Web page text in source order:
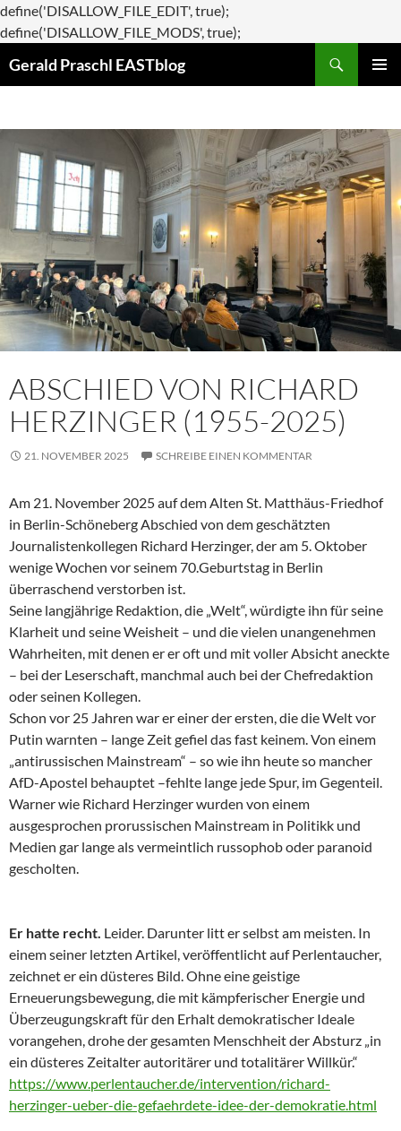
define('DISALLOW_FILE_EDIT', true);
define('DISALLOW_FILE_MODS', true);
Gerald Praschl EASTblog
ABSCHIED VON RICHARD
HERZINGER (1955-2025)
21. NOVEMBER 2025 SCHREIBE EINEN KOMMENTAR
Am 21. November 2025 auf dem Alten St. Matthäus-Friedhof
in Berlin-Schöneberg Abschied von dem geschätzten
Journalistenkollegen Richard Herzinger, der am 5. Oktober
wenige Wochen vor seinem 70.Geburtstag in Berlin
überraschend verstorben ist.
Seine langjährige Redaktion, die „Welt“, würdigte ihn für seine
Klarheit und seine Weisheit – und die vielen unangenehmen
Wahrheiten, mit denen er er oft und mit voller Absicht aneckte
– bei der Leserschaft, manchmal auch bei der Chefredaktion
oder seinen Kollegen.
Schon vor 25 Jahren war er einer der ersten, die die Welt vor
Putin warnten – lange Zeit gefiel das fast keinem. Von einem
„antirussischen Mainstream“ – so wie ihn heute so mancher
AfD-Apostel behauptet –fehlte lange jede Spur, im Gegenteil.
Warner wie Richard Herzinger wurden von einem
ausgesprochen prorussischen Mainstream in Politikk und
Medien gar lange als vermeintlich russophob oder paranoid
gescholten.
Er hatte recht. Leider. Darunter litt er selbst am meisten. In
einem seiner letzten Artikel, veröffentlicht auf Perlentaucher,
zeichnet er ein düsteres Bild. Ohne eine geistige
Erneuerungsbewegung, die mit kämpferischer Energie und
Überzeugungskraft für den Erhalt demokratischer Ideale
vorangehen, drohe der gesamten Menschheit der Absturz „in
ein düsteres Zeitalter autoritärer und totalitärer Willkür.“
https://www.perlentaucher.de/intervention/richard-
herzinger-ueber-die-gefaehrdete-idee-der-demokratie.html